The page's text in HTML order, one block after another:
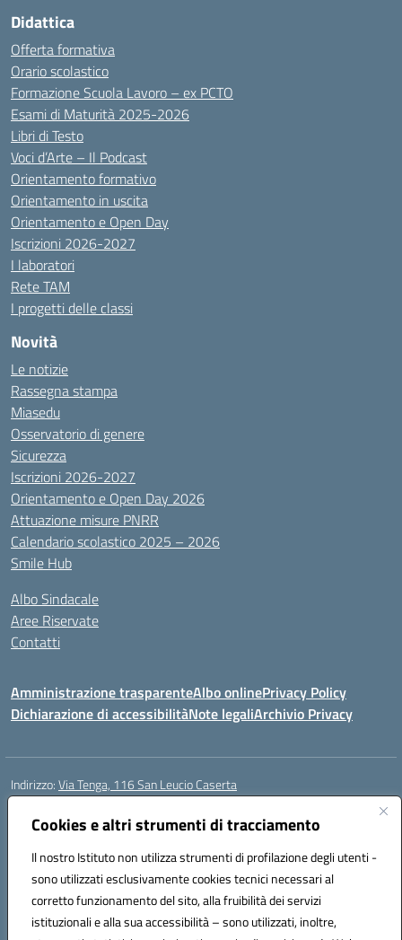
Cookies e altri strumenti di tracciamento
Il nostro Istituto non utilizza strumenti di profilazione degli utenti -
sono utilizzati esclusivamente cookies tecnici necessari al
corretto funzionamento del sito, alla fruibilità dei servizi
istituzionali e alla sua accessibilità – sono utilizzati, inoltre,
Didattica
Offerta formativa
Orario scolastico
Formazione Scuola Lavoro – ex PCTO
Esami di Maturità 2025-2026
Libri di Testo
Voci d’Arte – Il Podcast
Orientamento formativo
Orientamento in uscita
Orientamento e Open Day
Iscrizioni 2026-2027
I laboratori
Rete TAM
I progetti delle classi
Novità
Le notizie
Rassegna stampa
Miasedu
Osservatorio di genere
Sicurezza
Iscrizioni 2026-2027
Orientamento e Open Day 2026
Attuazione misure PNRR
Calendario scolastico 2025 – 2026
Smile Hub
Albo Sindacale
Aree Riservate
Contatti
Amministrazione trasparenteAlbo onlinePrivacy Policy
Dichiarazione di accessibilitàNote legaliArchivio Privacy
Indirizzo:Via Tenga, 116 San Leucio Caserta
Centralino:
Posta elettronica certificata (PEC):ceis042009@pec.istruzione.it
Codice fiscale: 93098380616
Codice meccanografico:CEIS042009
Codice Indice delle Pubbliche Amministrazioni (IPA): islasleu
Codice unico di fatturazione (CUF): UFLTNX